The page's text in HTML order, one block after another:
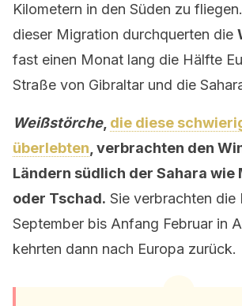
Kilometern in den Süden zu
dieser Migration durchquerten die
fast einen Monat lang die Hälfte
Straße von Gibraltar und die
Weißstörche, die diese
überlebten , verbrachten den
Ländern südlich der Sahara wie
oder Tschad. Sie verbrachten die
September bis Anfang Februar in
kehrten dann nach Europa zurück.